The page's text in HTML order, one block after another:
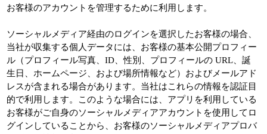
お客様のアカウントを管理するために利用します。
ソーシャルメディア経由のログインを選択したお客様の場合、
当社が収集する個人データには、お客様の基本公開プロフィー
ル（プロフィール写真、ID、性別、プロフィールの URL、誕
生日、ホームページ、および場所情報など）およびメールアド
レスが含まれる場合があります。当社はこれらの情報を認証目
的で利用します。このような場合には、アプリを利用している
お客様がご自身のソーシャルメディアアカウントを使用してロ
グインしていることから、お客様のソーシャルメディアプロバ